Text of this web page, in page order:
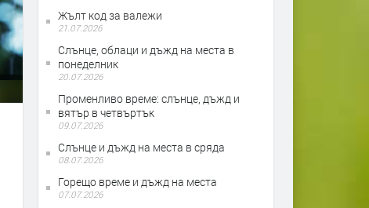
Жълт код за валежи
21.07.2026
Слънце, облаци и дъжд на места в
понеделник
20.07.2026
Променливо време: слънце, дъжд и
вятър в четвъртък
09.07.2026
Слънце и дъжд на места в сряда
08.07.2026
Горещо време и дъжд на места
07.07.2026